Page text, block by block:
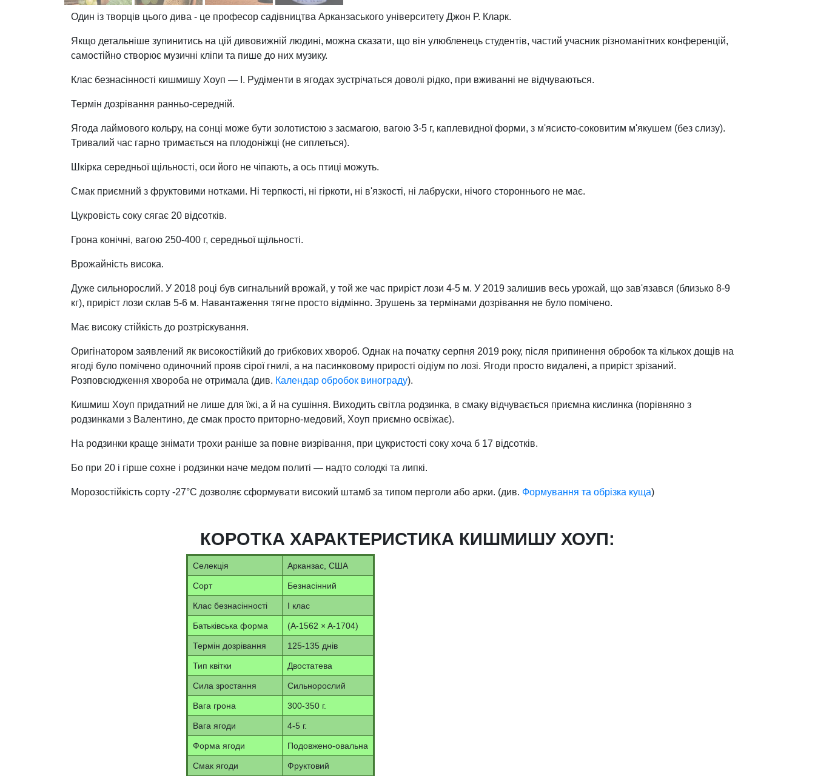
Один із творців цього дива - це професор садівництва Арканзаського університету Джон Р. Кларк.
Якщо детальніше зупинитись на цій дивовижній людині, можна сказати, що він улюбленець студентів, частий учасник різноманітних конференцій,
самостійно створює музичні кліпи та пише до них музику.
Клас безнасінності кишмишу Хоуп — І. Рудіменти в ягодах зустрічаться доволі рідко, при вживанні не відчуваються.
Термін дозрівання ранньо-середній.
Ягода лаймового кольру, на сонці може бути золотистою з засмагою, вагою 3-5 г, каплевидної форми, з м'ясисто-соковитим м'якушем (без слизу).
Тривалий час гарно тримається на плодоніжці (не сиплеться).
Шкірка середньої щільності, оси його не чіпають, а ось птиці можуть.
Смак приємний з фруктовими нотками. Ні терпкості, ні гіркоти, ні в'язкості, ні лабруски, нічого стороннього не має.
Цукровість соку сягає 20 відсотків.
Грона конічні, вагою 250-400 г, середньої щільності.
Врожайність висока.
Дуже сильнорослий. У 2018 році був сигнальний врожай, у той же час приріст лози 4-5 м. У 2019 залишив весь урожай, що зав'язався (близько 8-9
кг), приріст лози склав 5-6 м. Навантаження тягне просто відмінно. Зрушень за термінами дозрівання не було помічено.
Має високу стійкість до розтріскування.
Оригінатором заявлений як високостійкий до грибкових хвороб. Однак на початку серпня 2019 року, після припинення обробок та кількох дощів на
ягоді було помічено одиночний прояв сірої гнилі, а на пасинковому прирості оідіум по лозі. Ягоди просто видалені, а приріст зрізаний.
Розповсюдження хвороба не отримала (див. Календар обробок винограду).
Кишмиш Хоуп придатний не лише для їжі, а й на сушіння. Виходить світла родзинка, в смаку відчувається приємна кислинка (порівняно з
родзинками з Валентино, де смак просто приторно-медовий, Хоуп приємно освіжає).
На родзинки краще знімати трохи раніше за повне визрівання, при цукристості соку хоча б 17 відсотків.
Бо при 20 і гірше сохне і родзинки наче медом политі — надто солодкі та липкі.
Морозостійкість сорту -27°С дозволяє сформувати високий штамб за типом перголи або арки. (див. Формування та обрізка куща)
КОРОТКА ХАРАКТЕРИСТИКА КИШМИШУ ХОУП:
Селекція Арканзас, США
Сорт Безнасінний
Клас безнасінності I клас
Батьківська форма (A-1562 × A-1704)
Термін дозрівання 125-135 днів
Тип квітки Двостатева
Сила зростання Сильнорослий
Вага грона 300-350 г.
Вага ягоди 4-5 г.
Форма ягоди Подовжено-овальна
Смак ягоди Фруктовий